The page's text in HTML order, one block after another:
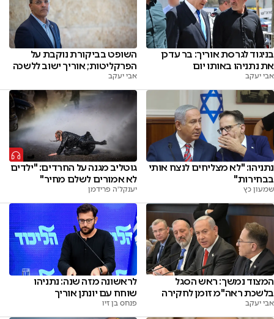
בניגוד לגרסת אוריך: בר עדכן
את נתניהו באותו יום
אבי יעקב
השופט בביקורת נוקבת על
הפרקליטות; אוריך ישוב ללשכה
אבי יעקב
נתניהו: "לא מצליחים לנצח אותי
בבחירות"
שמעון כץ
גוטליב מגנה על החרדים: "ילדים
לא אמורים לשלם מחיר"
יענקל'ה פרידמן
המצוד נמשך: ראש הסגל
בלשכת ראה"מ זומן לחקירה
אבי יעקב
לראשונה מזה שנה: נתניהו
שוחח עם יונתן אוריך
פנחס בן זיו